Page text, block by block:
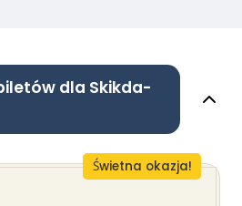
dla Skikda-
Świetna okazja!